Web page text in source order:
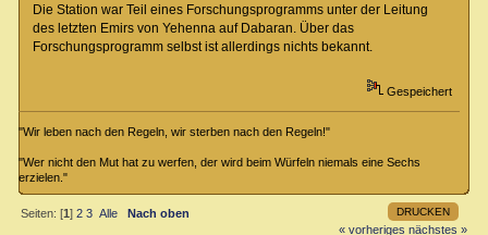
Die Station war Teil eines Forschungsprogramms unter der Leitung
des letzten Emirs von Yehenna auf Dabaran. Über das
Forschungsprogramm selbst ist allerdings nichts bekannt.
Gespeichert
"Wir leben nach den Regeln, wir sterben nach den Regeln!"
"Wer nicht den Mut hat zu werfen, der wird beim Würfeln niemals eine Sechs
erzielen."
DRUCKEN
Seiten: [1]2 3 Alle
Nach oben
« vorheriges nächstes »